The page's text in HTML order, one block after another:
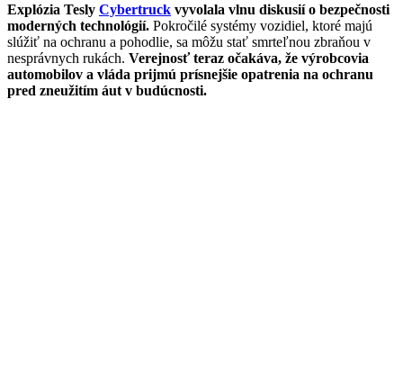
Explózia Tesly Cybertruck vyvolala vlnu diskusií o bezpečnosti
moderných technológií. Pokročilé systémy vozidiel, ktoré majú
slúžiť na ochranu a pohodlie, sa môžu stať smrteľnou zbraňou v
nesprávnych rukách. Verejnosť teraz očakáva, že výrobcovia
automobilov a vláda prijmú prísnejšie opatrenia na ochranu
pred zneužitím áut v budúcnosti.